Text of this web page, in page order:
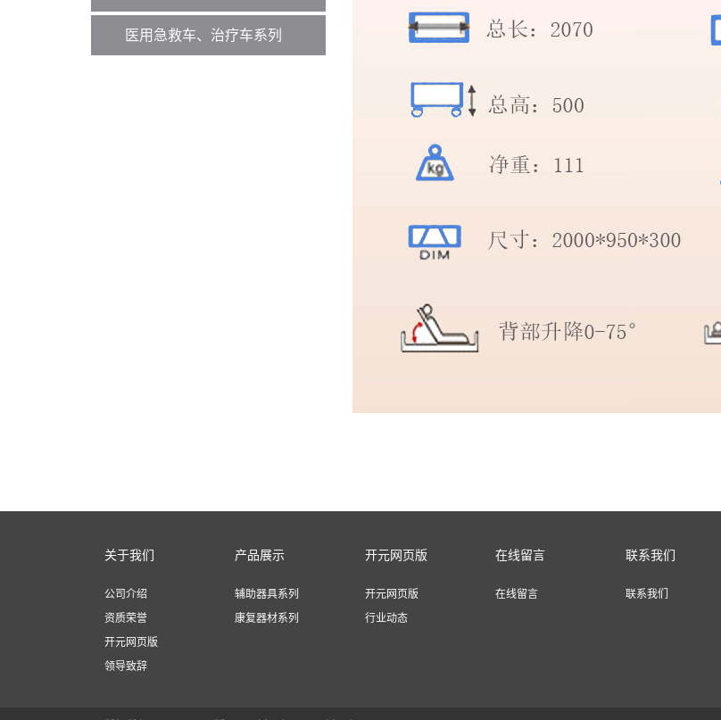
医用急救车、治疗车系列
关于我们
公司介绍
资质荣誉
开元网页版
领导致辞
产品展示
辅助器具系列
康复器材系列
开元网页版
开元网页版
行业动态
在线留言
在线留言
联系我们
联系我们